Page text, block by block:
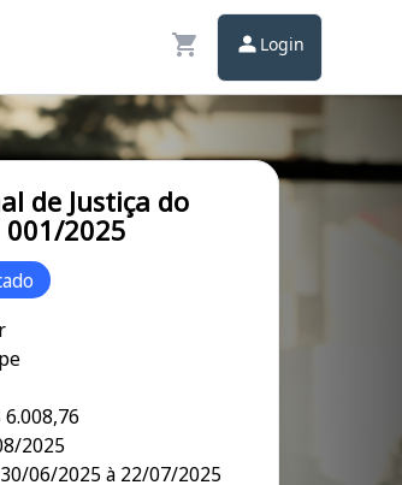
Login
de Justiça do
001/2025
2025
06/2025 à 22/07/2025